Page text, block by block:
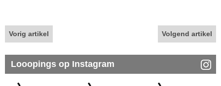
Vorig artikel Volgend artikel
Looopings op Instagram